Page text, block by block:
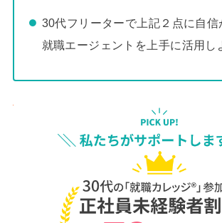
30代フリーターで上記２点に自信
就職エージェントを上手に活用し